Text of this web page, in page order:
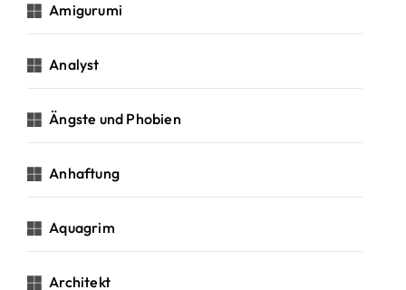
Amigurumi
Analyst
Ängste und Phobien
Anhaftung
Aquagrim
Architekt